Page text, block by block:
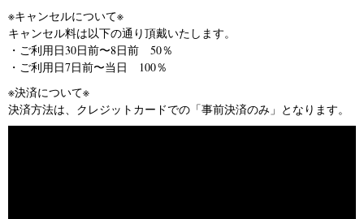
※キャンセルについて※
キャンセル料は以下の通り頂戴いたします。
・ご利用日30日前〜8日前 50％
・ご利用日7日前〜当日 100％
※決済について※
決済方法は、クレジットカードでの「事前決済のみ」となります。